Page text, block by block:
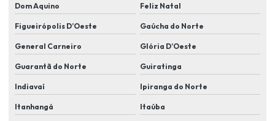
Instalação de cameras de segurança
Instalação de câmeras de segurança em condomínios
Instalação de cameras de segurança residencial
Instalação de câmeras de videomonitoramento
Instalação de câmeras wifi
Dom Aquino Feliz Natal
Figueirópolis D’Oeste Gaúcha do Norte
General Carneiro Glória D’Oeste
Guarantã do Norte Guiratinga
Indiavaí Ipiranga do Norte
Itanhangá Itaúba